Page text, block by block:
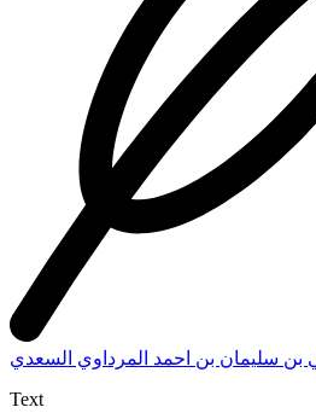
بن سليمان بن احمد المرداوي السعدي
Text